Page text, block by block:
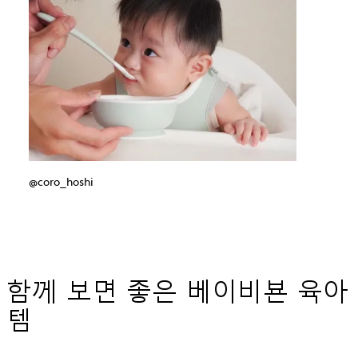
@coro_hoshi
함께 보면 좋은 베이비뵨 육아
템